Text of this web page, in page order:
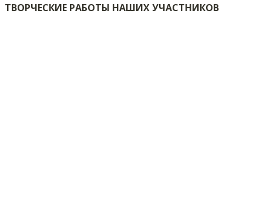
ТВОРЧЕСКИЕ РАБОТЫ НАШИХ УЧАСТНИКОВ